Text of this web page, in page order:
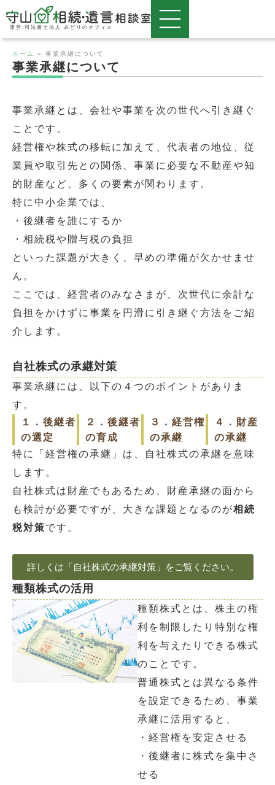
運営:司法書士法人 みどりのオフィス
ホーム » 事業承継について
事業承継について
事業承継とは、会社や事業を次の世代へ引き継ぐ
ことです。
経営権や株式の移転に加えて、代表者の地位、従
業員や取引先との関係、事業に必要な不動産や知
的財産など、多くの要素が関わります。
特に中小企業では、
・後継者を誰にするか
・相続税や贈与税の負担
といった課題が大きく、早めの準備が欠かせませ
ん。
ここでは、経営者のみなさまが、次世代に余計な
負担をかけずに事業を円滑に引き継ぐ方法をご紹
介します。
自社株式の承継対策
事業承継には、以下の４つのポイントがありま
す。
１．後継者
の選定
２．後継者
の育成
３．経営権
の承継
４．財産
の承継
特に「経営権の承継」は、自社株式の承継を意味
します。
自社株式は財産でもあるため、財産承継の面から
も検討が必要ですが、大きな課題となるのが相続
税対策です。
詳しくは「自社株式の承継対策」をご覧ください。
種類株式の活用
種類株式とは、株主の権
利を制限したり特別な権
利を与えたりできる株式
のことです。
普通株式とは異なる条件
を設定できるため、事業
承継に活用すると、
・経営権を安定させる
・後継者に株式を集中さ
せる